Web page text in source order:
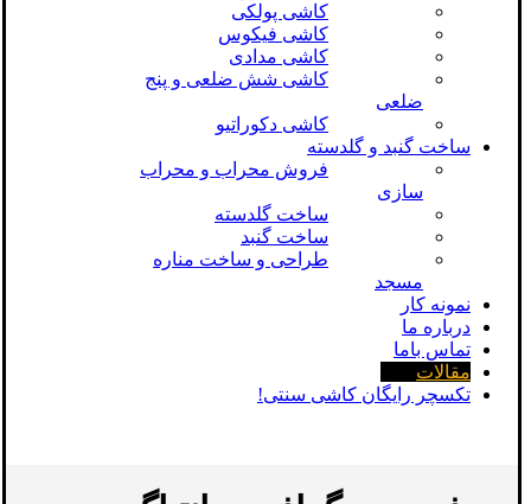
کاشی پولکی
کاشی فیکوس
کاشی مدادی
کاشی شش ضلعی و پنج
ضلعی
کاشی دکوراتیو
ساخت گنبد و گلدسته
فروش محراب و محراب
سازی
ساخت گلدسته
ساخت گنبد
طراحی و ساخت مناره
مسجد
نمونه کار
درباره ما
تماس باما
مقالات
تکسچر رایگان کاشی سنتی!